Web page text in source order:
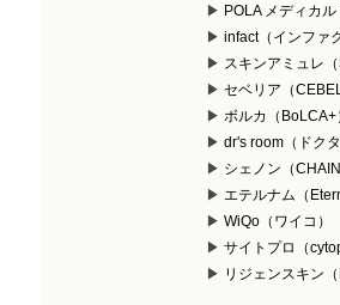
POLA メディカ
infact（インファ
スキンアミュレ（
セベリア（
ボルカ（BoLCA+
dr's room（ドク
シェノン（
エテルナム（
WiQo（ワイコ）
サイトプロ（
リジェンスキン